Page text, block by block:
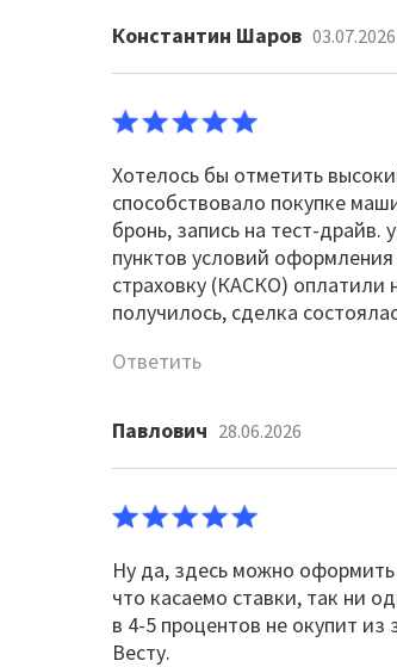
Константин Шаров 03.07.2026
Хотелось бы отметить
способствовало покупке
бронь, запись на тест-
пунктов условий
страховку (КАСКО) оплатили
получилось, сделка
Ответить
Павлович 28.06.2026
Ну да, здесь можно оформить
что касаемо ставки, так ни
в 4-5 процентов не окупит
Весту.